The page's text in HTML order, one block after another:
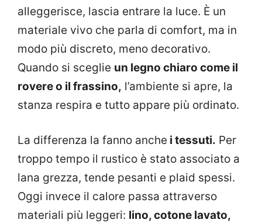
alleggerisce, lascia entrare la luce. È un
materiale vivo che parla di comfort, ma in
modo più discreto, meno decorativo.
Quando si sceglie un legno chiaro come il
rovere o il frassino, l’ambiente si apre, la
stanza respira e tutto appare più ordinato.
La differenza la fanno anche i tessuti. Per
troppo tempo il rustico è stato associato a
lana grezza, tende pesanti e plaid spessi.
Oggi invece il calore passa attraverso
materiali più leggeri: lino, cotone lavato,